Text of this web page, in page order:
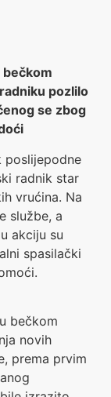
bečkom
pozlilo
se zbog
poslijepodne
radnik star
vrućina. Na
službe, a
akciju su
spasilački
bečkom
novih
prema prvim